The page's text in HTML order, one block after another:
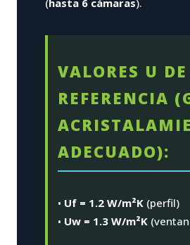
VALORES U DE
REFERENCIA
ADECUADO):
• Uf = 1.2 W/m²K (perfil)
• Uw = 1.3 W/m²K